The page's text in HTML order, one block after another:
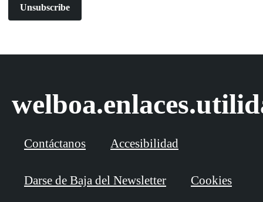
Unsubscribe
Contáctanos Accesibilidad
Darse de Baja del Newsletter Cookies